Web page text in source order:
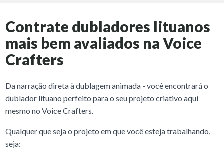
Contrate dubladores lituanos
mais bem avaliados na Voice
Crafters
Da narração direta à dublagem animada - você encontrará o
dublador lituano perfeito para o seu projeto criativo aqui
mesmo no Voice Crafters.
Qualquer que seja o projeto em que você esteja trabalhando,
seja: